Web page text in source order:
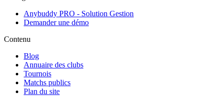
Anybuddy PRO - Solution Gestion
Demander une démo
Contenu
Blog
Annuaire des clubs
Tournois
Matchs publics
Plan du site